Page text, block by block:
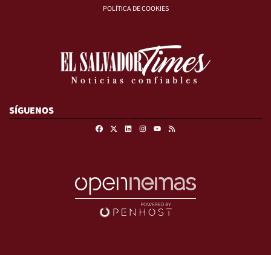
POLÍTICA DE COOKIES
SÍGUENOS
FacebookLinkedinInstagram